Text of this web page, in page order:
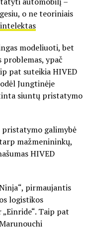
o ne teoriniais
modeliuoti, bet
ypač
pat suteikia HIVED
Jungtinėje
siuntų pristatymo
pristatymo galimybė
mažmenininkų,
HIVED
pirmaujantis
logistikos
Taip pat